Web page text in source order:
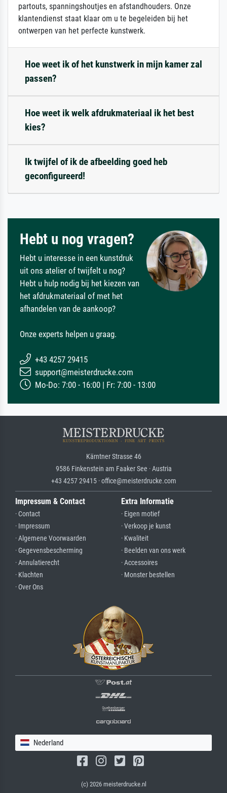
partouts, spanningshoutjes en afstandhouders. Onze
klantendienst staat klaar om u te begeleiden bij het
ontwerpen van het perfecte kunstwerk.
Hoe weet ik of het kunstwerk in mijn kamer zal
passen?
Hoe weet ik welk afdrukmateriaal ik het best
kies?
Ik twijfel of ik de afbeelding goed heb
geconfigureerd!
Hebt u nog vragen?
Hebt u interesse in een kunstdruk
uit ons atelier of twijfelt u nog?
Hebt u hulp nodig bij het kiezen van
het afdrukmateriaal of met het
afhandelen van de aankoop?
Onze experts helpen u graag.
+43 4257 29415
support@meisterdrucke.com
Mo-Do: 7:00 - 16:00 | Fr: 7:00 - 13:00
Kärntner Strasse 46
9586 Finkenstein am Faaker See · Austria
+43 4257 29415 · office@meisterdrucke.com
Impressum & Contact
· Contact
· Impressum
· Algemene Voorwaarden
· Gegevensbescherming
· Annulatierecht
· Klachten
· Over Ons
Extra Informatie
· Eigen motief
· Verkoop je kunst
· Kwaliteit
· Beelden van ons werk
· Accessoires
· Monster bestellen
Nederland
(c) 2026 meisterdrucke.nl